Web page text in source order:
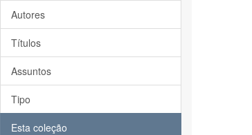
Autores
Títulos
Assuntos
Tipo
Esta coleção